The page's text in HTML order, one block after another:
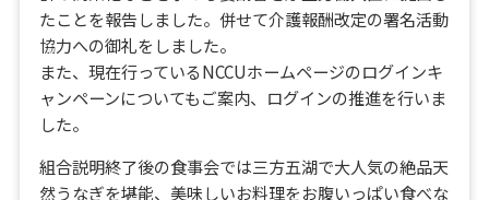
たことを報告しました。併せて介護報酬改定の署名活動
協力への御礼をしました。
また、現在行っているNCCUホームページのログインキ
ャンペーンについてもご案内、ログインの推進を行いま
した。
組合説明終了後の食事会では三方五湖で大人気の絶品天
然うなぎを堪能、美味しいお料理をお腹いっぱい食べな